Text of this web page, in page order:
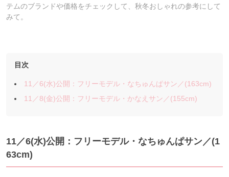
テムのブランドや価格をチェックして、秋冬おしゃれの参考にして
みて。
目次
11／6(水)公開：フリーモデル・なちゅんぱサン／(163cm)
11／8(金)公開：フリーモデル・かなえサン／(155cm)
11／6(水)公開：フリーモデル・なちゅんぱサン ／(1
63cm)